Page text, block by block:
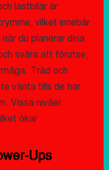
lastbilar är
vilket innebär
du planerar dina
svåra att förutse,
Träd och
vänta tills de har
Vissa nivåer
ökar
Ups